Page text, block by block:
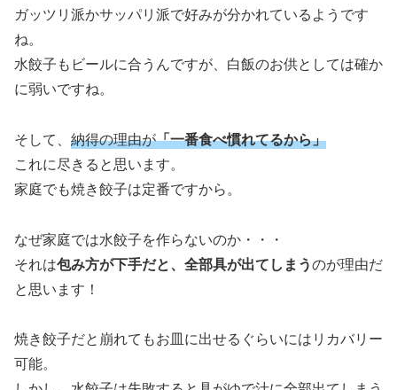
ガッツリ派かサッパリ派で好みが分かれているようです
ね。
水餃子もビールに合うんですが、白飯のお供としては確か
に弱いですね。
そして、 納得の理由が「一番食べ慣れてるから」
これに尽きると思います。
家庭でも焼き餃子は定番ですから。
なぜ家庭では水餃子を作らないのか・・・
それは包み方が下手だと、全部具が出てしまうのが理由だ
と思います！
焼き餃子だと崩れてもお皿に出せるぐらいにはリカバリー
可能。